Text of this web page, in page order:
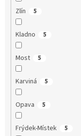
Zlín 5
Kladno 5
Most 5
Karviná 5
Opava 5
Frýdek-Místek 5